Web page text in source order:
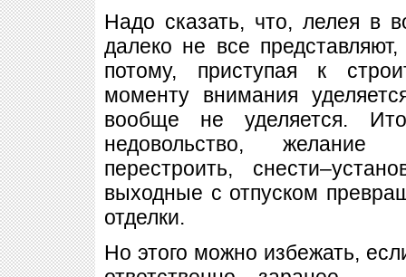
Надо сказать, что, лелея в
далеко не все
потому, приступая к
моменту внимания
вообще не уделяется.
недовольство, желание
перестроить,
выходные с отпуском
отделки.
Но этого можно избежать,